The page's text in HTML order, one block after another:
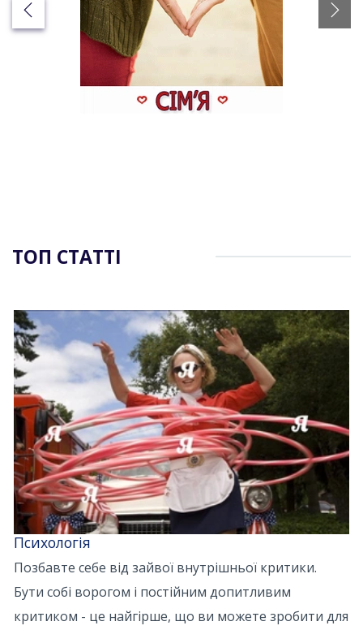
ТОП СТАТТІ
Психологія
Позбавте себе від зайвої внутрішньої критики.
Бути собі ворогом і постійним допитливим
критиком - це найгірше, що ви можете зробити для